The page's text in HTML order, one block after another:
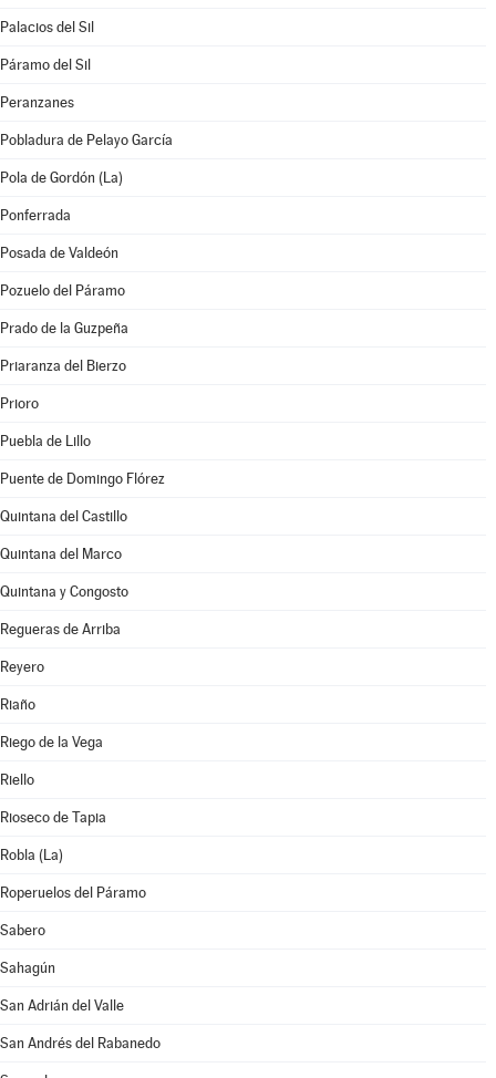
Palacios del Sil
Páramo del Sil
Peranzanes
Pobladura de Pelayo García
Pola de Gordón (La)
Ponferrada
Posada de Valdeón
Pozuelo del Páramo
Prado de la Guzpeña
Priaranza del Bierzo
Prioro
Puebla de Lillo
Puente de Domingo Flórez
Quintana del Castillo
Quintana del Marco
Quintana y Congosto
Regueras de Arriba
Reyero
Riaño
Riego de la Vega
Riello
Rioseco de Tapia
Robla (La)
Roperuelos del Páramo
Sabero
Sahagún
San Adrián del Valle
San Andrés del Rabanedo